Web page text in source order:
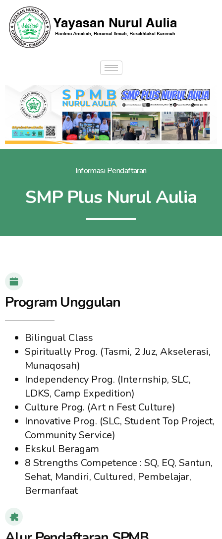
Informasi Pendaftaran
SMP Plus Nurul Aulia
Program Unggulan
Bilingual Class
Spiritually Prog. (Tasmi, 2 Juz, Akselerasi,
Munaqosah)
Independency Prog. (Internship, SLC,
LDKS, Camp Expedition)
Culture Prog. (Art n Fest Culture)
Innovative Prog. (SLC, Student Top Project,
Community Service)
Ekskul Beragam
8 Strengths Competence : SQ, EQ, Santun,
Sehat, Mandiri, Cultured, Pembelajar,
Bermanfaat